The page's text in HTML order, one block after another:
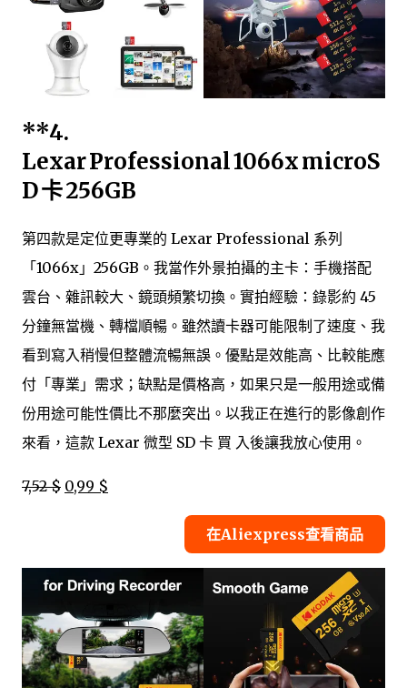
**4.
Lexar Professional 1066x microS
D 卡 256GB
第四款是定位更專業的 Lexar Professional 系列
「1066x」256GB。我當作外景拍攝的主卡：手機搭配
雲台、雜訊較大、鏡頭頻繁切換。實拍經驗：錄影約 45
分鐘無當機、轉檔順暢。雖然讀卡器可能限制了速度、我
看到寫入稍慢但整體流暢無誤。優點是效能高、比較能應
付「專業」需求；缺點是價格高，如果只是一般用途或備
份用途可能性價比不那麼突出。以我正在進行的影像創作
來看，這款 Lexar 微型 SD 卡 買 入後讓我放心使用。
7,52 $ 0,99 $
在Aliexpress查看商品